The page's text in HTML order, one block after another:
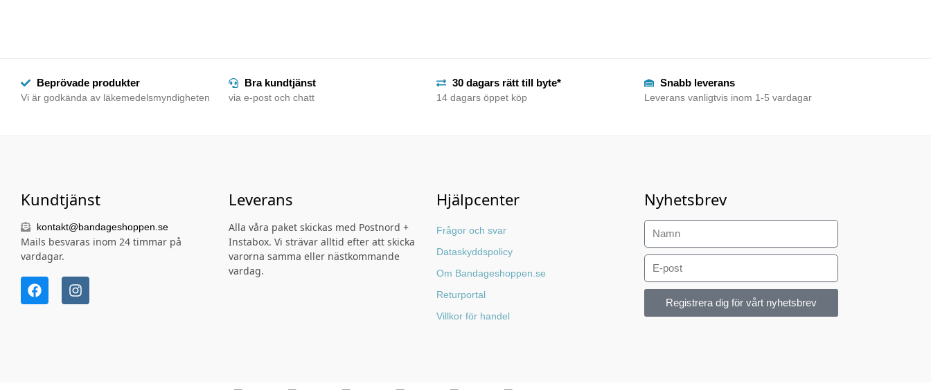
Beprövade produkter
Vi är godkända av läkemedelsmyndigheten
Bra kundtjänst
via e-post och chatt
30 dagars rätt till byte*
14 dagars öppet köp
Snabb leverans
Leverans vanligtvis inom 1-5 vardagar
Kundtjänst
kontakt@bandageshoppen.se
Mails besvaras inom 24 timmar på
vardagar.
Leverans
Alla våra paket skickas med Postnord +
Instabox. Vi strävar alltid efter att skicka
varorna samma eller nästkommande
vardag.
Hjälpcenter
Frågor och svar
Dataskyddspolicy
Om Bandageshoppen.se
Returportal
Villkor för handel
Nyhetsbrev
Registrera dig för vårt nyhetsbrev